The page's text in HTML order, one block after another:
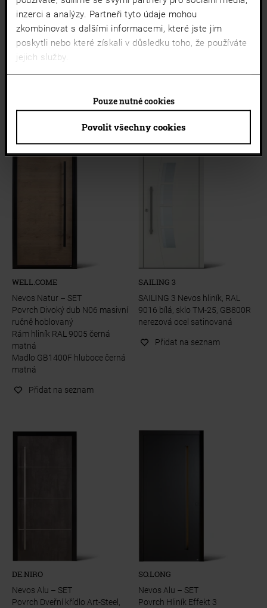
inzerci a analýzy. Partneři tyto údaje mohou
zkombinovat s dalšími informacemi, které jste jim
poskytli nebo které získali v důsledku toho, že používáte
jejich služby.
Povolit všechny cookies
Pouze nutné cookies
INPUT
Nevos Color
S bočním dílem, povrch RAL 7048 perlmaus šedá, madlo GB13E
nerezová ocel satinovaná, sklo TM pásy pozitivní, sokl typ hliník 30
Přidat na seznam
WELL.COME
Nevos Natur – SET
Povrch Divoký dub N06 masivní
ručně hoblovaný
Rám hliník RAL 9005 černá
matná
Madlo GB1400F hluboce černá
matná
Přidat na seznam
SAILING 3
SAILING 3 Nevos hliník, RAL
9016 bílá, sklo TM-25, GB800R
nerezová ocel satinovaná
Přidat na seznam
DE.NIRO
Nevos Alu – SET
Povrch Dveřní křídlo Art-Steel,
SO.LONG
Nevos Alu – SET
Povrch Hliník Effekt 3